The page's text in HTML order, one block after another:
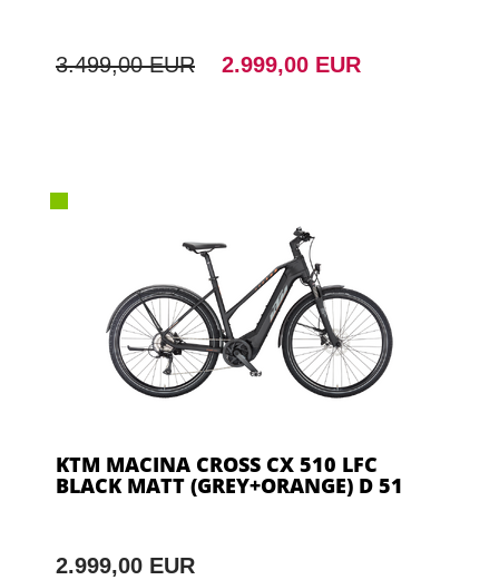
3.499,00 EUR 2.999,00 EUR
KTM MACINA CROSS CX 510 LFC
BLACK MATT (GREY+ORANGE) D 51
2.999,00 EUR